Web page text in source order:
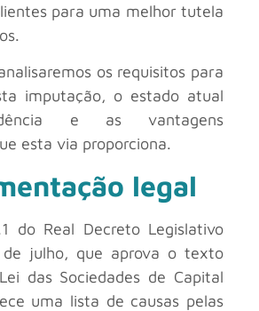
para uma melhor tutela
os requisitos para
imputação, o estado atual
e as vantagens
esta via proporciona.
legal
do Real Decreto Legislativo
julho, que aprova o texto
das Sociedades de Capital
uma lista de causas pelas